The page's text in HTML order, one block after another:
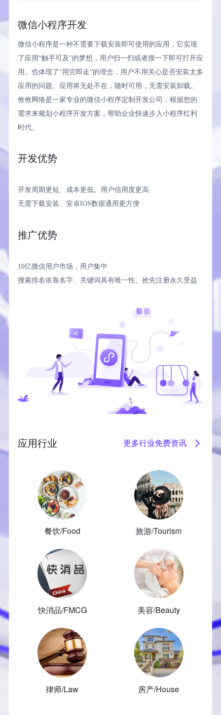
微信小程序开发
微信小程序是一种不需要下载安装即可使用的应用，它实现
了应用“触手可及”的梦想，用户扫一扫或者搜一下即可打开应
用。也体现了“用完即走”的理念，用户不用关心是否安装太多
应用的问题。应用将无处不在，随时可用，无需安装卸载。
攸攸网络是一家专业的微信小程序定制开发公司，根据您的
需求来规划小程序开发方案，帮助企业快速步入小程序红利
时代。
开发优势
开发周期更短、成本更低、用户信用度更高
无需下载安装、安卓IOS数据通用更方便
推广优势
10亿微信用户市场，用户集中
搜索排名依靠名字、关键词具有唯一性、抢先注册永久受益
应用行业 更多行业免费资讯
餐饮/Food 旅游/Tourism
快消品/FMCG 美容/Beauty
律师/Law 房产/House
扫码添加微信
直连产品经理为您服务